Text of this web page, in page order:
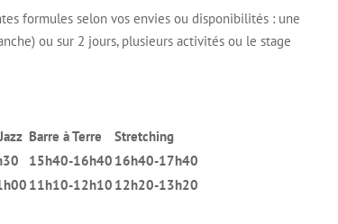
formules selon vos envies ou disponibilités : une
ou sur 2 jours, plusieurs activités ou le stage
Barre à Terre Stretching
15h40-16h40 16h40-17h40
11h10-12h10 12h20-13h20